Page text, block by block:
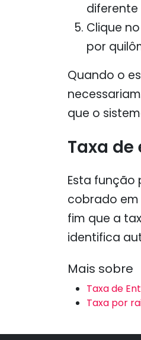
diferente
Clique
por
Quando o
que o
Taxa
Esta
cobrado
fim que a
identifica
Mais sobre
Taxa de
Taxa por